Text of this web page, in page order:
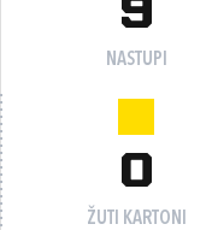
9
NASTUPI
0
ŽUTI KARTONI